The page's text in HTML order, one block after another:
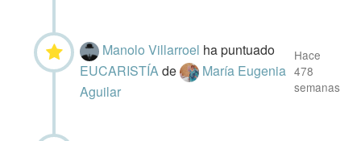
Manolo Villarroel ha puntuado
EUCARISTÍAde
María Eugenia
Aguilar
Hace
478
semanas